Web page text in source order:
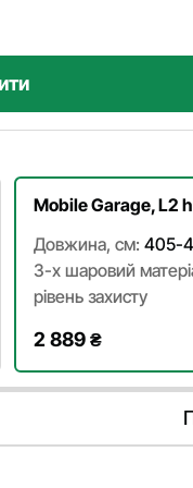
Mobile Garage, L2
Довжина, см: 405-
3-х шаровий
рівень захисту
2 889 ₴